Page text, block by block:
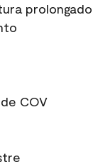
prolongado
COV